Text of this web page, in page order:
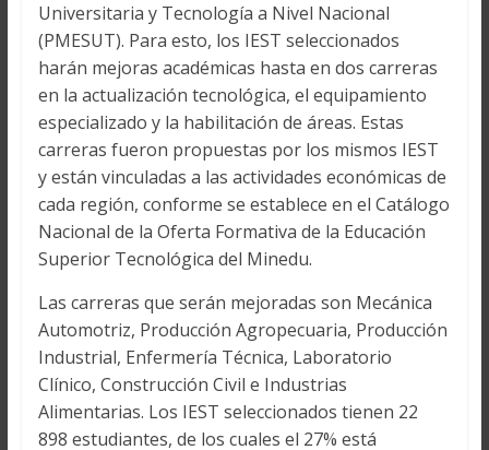
Universitaria y Tecnología a Nivel Nacional
(PMESUT). Para esto, los IEST seleccionados
harán mejoras académicas hasta en dos carreras
en la actualización tecnológica, el equipamiento
especializado y la habilitación de áreas. Estas
carreras fueron propuestas por los mismos IEST
y están vinculadas a las actividades económicas de
cada región, conforme se establece en el Catálogo
Nacional de la Oferta Formativa de la Educación
Superior Tecnológica del Minedu.
Las carreras que serán mejoradas son Mecánica
Automotriz, Producción Agropecuaria, Producción
Industrial, Enfermería Técnica, Laboratorio
Clínico, Construcción Civil e Industrias
Alimentarias. Los IEST seleccionados tienen 22
898 estudiantes, de los cuales el 27% está